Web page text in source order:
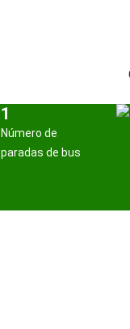
1
Número de
paradas de bus